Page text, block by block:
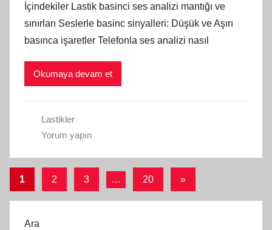
İçindekiler Lastik basinci ses analizi mantığı ve
sınırları Seslerle basinc sinyalleri: Düşük ve Aşırı
basınca işaretler Telefonla ses analizi nasıl
Okumaya devam et
Lastikler
Yorum yapın
Yazı
sayfalaması
1 2 3 … 20
Sonraki
»
Ara